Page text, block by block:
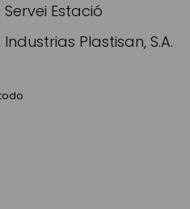
Servei Estació
Industrias Plastisan, S.A.